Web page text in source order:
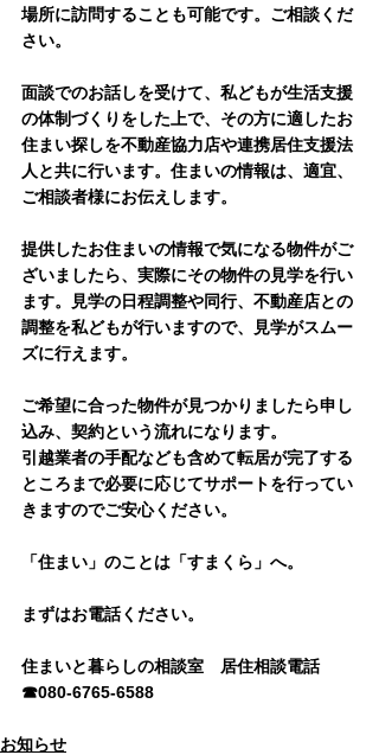
場所に訪問することも可能です。ご相談くだ
さい。
面談でのお話しを受けて、私どもが生活支援
の体制づくりをした上で、その方に適したお
住まい探しを不動産協力店や連携居住支援法
人と共に行います。住まいの情報は、適宜、
ご相談者様にお伝えします。
提供したお住まいの情報で気になる物件がご
ざいましたら、実際にその物件の見学を行い
ます。見学の日程調整や同行、不動産店との
調整を私どもが行いますので、見学がスムー
ズに行えます。
ご希望に合った物件が見つかりましたら申し
込み、契約という流れになります。
引越業者の手配なども含めて転居が完了する
ところまで必要に応じてサポートを行ってい
きますのでご安心ください。
「住まい」のことは「すまくら」へ。
まずはお電話ください。
住まいと暮らしの相談室　居住相談電話
☎080-6765-6588
お知らせ